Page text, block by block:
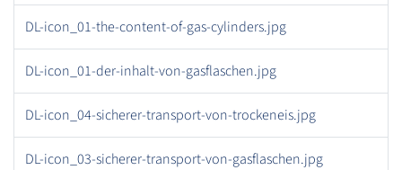
DL-icon_01-the-content-of-gas-cylinders.jpg
DL-icon_01-der-inhalt-von-gasflaschen.jpg
DL-icon_04-sicherer-transport-von-trockeneis.jpg
DL-icon_03-sicherer-transport-von-gasflaschen.jpg